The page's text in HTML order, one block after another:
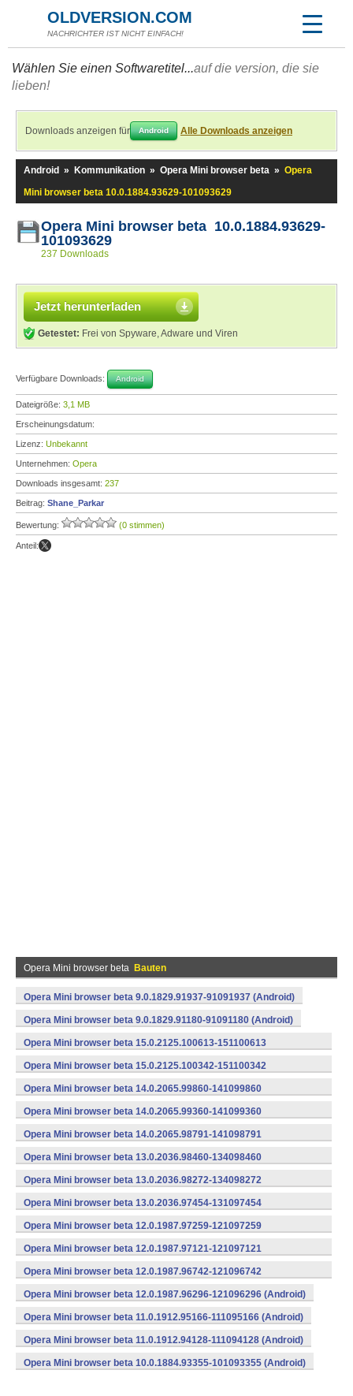
OLDVERSION.COM
NACHRICHTER IST NICHT EINFACH!
Wählen Sie einen Softwaretitel...auf die version, die sie
lieben!
Downloads anzeigen für Android Alle Downloads anzeigen
Android » Kommunikation » Opera Mini browser beta » Opera
Mini browser beta 10.0.1884.93629-101093629
Opera Mini browser beta 10.0.1884.93629-
101093629
237 Downloads
Jetzt herunterladen
Getestet: Frei von Spyware, Adware und Viren
Verfügbare Downloads: Android
Dateigröße: 3,1 MB
Erscheinungsdatum:
Lizenz: Unbekannt
Unternehmen: Opera
Downloads insgesamt: 237
Beitrag: Shane_Parkar
Bewertung: (0 stimmen)
Anteil:
Opera Mini browser beta Bauten
Opera Mini browser beta 9.0.1829.91937-91091937 (Android)
Opera Mini browser beta 9.0.1829.91180-91091180 (Android)
Opera Mini browser beta 15.0.2125.100613-151100613
(armeabi) (Android)
Opera Mini browser beta 15.0.2125.100342-151100342
(armeabi) (Android)
Opera Mini browser beta 14.0.2065.99860-141099860
(armeabi) (Android)
Opera Mini browser beta 14.0.2065.99360-141099360
(armeabi) (Android)
Opera Mini browser beta 14.0.2065.98791-141098791
(armeabi) (Android)
Opera Mini browser beta 13.0.2036.98460-134098460
(armeabi) (Android)
Opera Mini browser beta 13.0.2036.98272-134098272
(armeabi) (Android)
Opera Mini browser beta 13.0.2036.97454-131097454
(armeabi) (Android)
Opera Mini browser beta 12.0.1987.97259-121097259
(armeabi) (Android)
Opera Mini browser beta 12.0.1987.97121-121097121
(armeabi) (Android)
Opera Mini browser beta 12.0.1987.96742-121096742
(armeabi) (Android)
Opera Mini browser beta 12.0.1987.96296-121096296 (Android)
Opera Mini browser beta 11.0.1912.95166-111095166 (Android)
Opera Mini browser beta 11.0.1912.94128-111094128 (Android)
Opera Mini browser beta 10.0.1884.93355-101093355 (Android)